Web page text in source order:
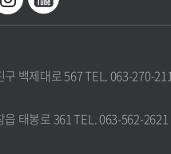
백제대로 567 TEL. 063-270-
태봉로 361 TEL. 063-562-2621